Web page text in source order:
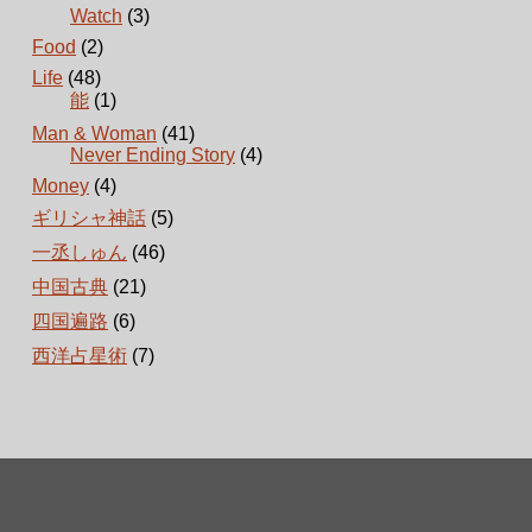
Watch (3)
Food (2)
Life (48)
能 (1)
Man & Woman (41)
Never Ending Story (4)
Money (4)
ギリシャ神話 (5)
一丞しゅん (46)
中国古典 (21)
四国遍路 (6)
西洋占星術 (7)